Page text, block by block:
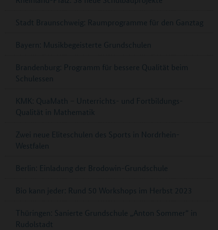
Stadt Braunschweig: Raumprogramme für den Ganztag
Bayern: Musikbegeisterte Grundschulen
Brandenburg: Programm für bessere Qualität beim
Schulessen
KMK: QuaMath – Unterrichts- und Fortbildungs-
Qualität in Mathematik
Zwei neue Eliteschulen des Sports in Nordrhein-
Westfalen
Berlin: Einladung der Brodowin-Grundschule
Bio kann jeder: Rund 50 Workshops im Herbst 2023
Thüringen: Sanierte Grundschule „Anton Sommer“ in
Rudolstadt